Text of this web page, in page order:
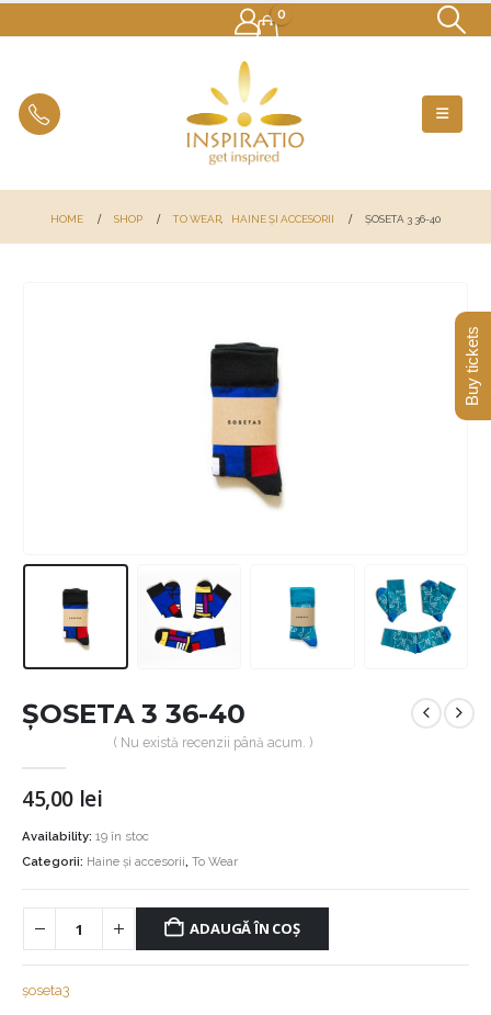
0
HOME SHOP TO WEAR HAINE ȘI ACCESORII ȘOSETA 3 36-40
ȘOSETA 3 36-40
( Nu există recenzii până acum. )
45,00 lei
Availability: 19 în stoc
Categorii: Haine și accesorii, To Wear
ADAUGĂ ÎN COȘ
șoseta3
Buy tickets